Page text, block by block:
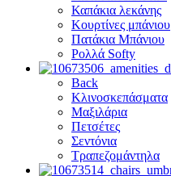
Καπάκια λεκάνης
Κουρτίνες μπάνιου
Πατάκια Μπάνιου
Ρολλά Softy
Back
Κλινοσκεπάσματα
Μαξιλάρια
Πετσέτες
Σεντόνια
Τραπεζομάντηλα